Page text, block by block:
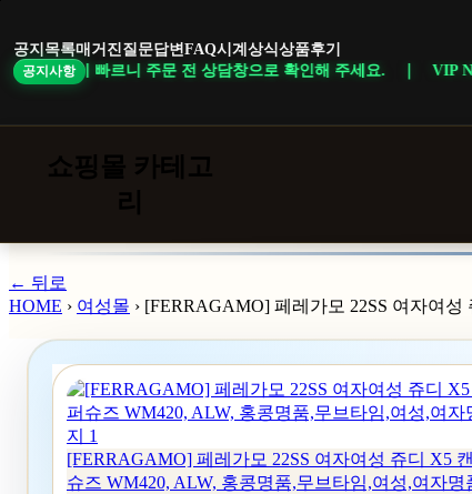
공지목록매거진 질문답변 FAQ시계상식상품후기
공지사항
니 주문 전 상담창으로 확인해 주세요. ｜ VIP NOTICE · 일
바
로
기
← 뒤로
HOME › 여성몰 › [FERRAGAMO] 페레가모 22SS 여자여
[FERRAGAMO] 페레가모 22SS 여자여성 쥬디 X5
슈즈 WM420, ALW, 홍콩명품,무브타임,여성,여자명